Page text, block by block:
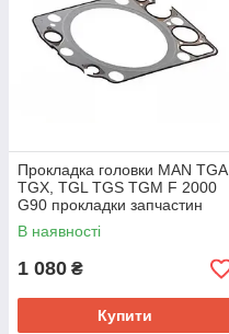
Прокладка головки MAN TGA,
TGX, TGL TGS TGM F 2000
G90 прокладки запчастин
двигуна MAN
В наявності
1 080 ₴
Купити